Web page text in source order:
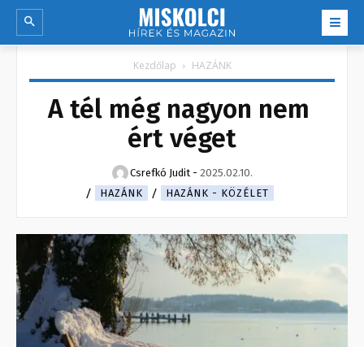
Kezdőlap HAZÁNK
A tél még nagyon nem
ért véget
Csrefkó Judit - 2025.02.10.
HAZÁNK
HAZÁNK - KÖZÉLET